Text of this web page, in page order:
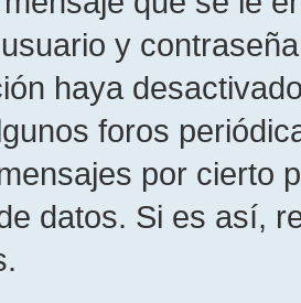
y
haya
foros
por cierto
datos. Si es así,